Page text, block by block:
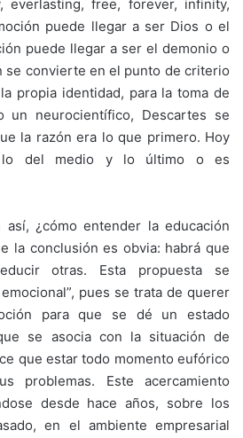
everlasting, free, forever, infinity,
puede llegar a ser Dios o el
puede llegar a ser el demonio o
se convierte en el punto de criterio
propia identidad, para la toma de
un neurocientífico, Descartes se
la razón era lo que primero. Hoy
del medio y lo último o es
¿cómo entender la educación
la conclusión es obvia: habrá que
otras. Esta propuesta se
pues se trata de querer
para que se dé un estado
se asocia con la situación de
que estar todo momento eufórico
problemas. Este acercamiento
desde hace años, sobre los
en el ambiente empresarial